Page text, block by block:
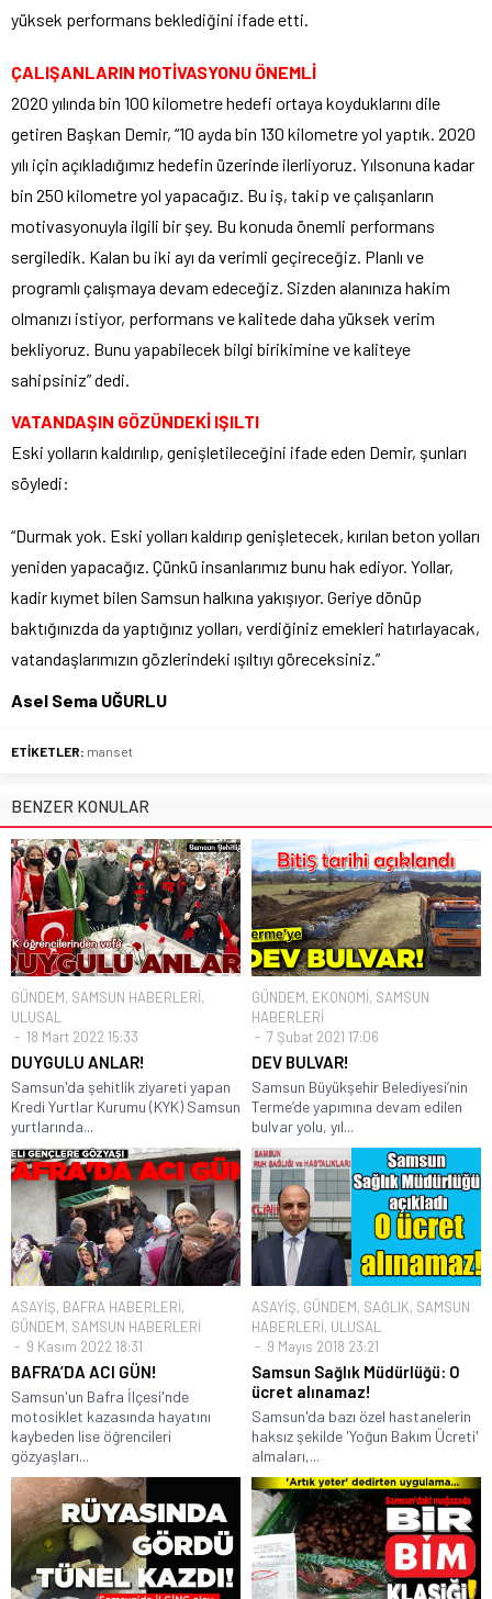
yüksek performans beklediğini ifade etti.
ÇALIŞANLARIN MOTİVASYONU ÖNEMLİ
2020 yılında bin 100 kilometre hedefi ortaya koyduklarını dile
getiren Başkan Demir, “10 ayda bin 130 kilometre yol yaptık. 2020
yılı için açıkladığımız hedefin üzerinde ilerliyoruz. Yılsonuna kadar
bin 250 kilometre yol yapacağız. Bu iş, takip ve çalışanların
motivasyonuyla ilgili bir şey. Bu konuda önemli performans
sergiledik. Kalan bu iki ayı da verimli geçireceğiz. Planlı ve
programlı çalışmaya devam edeceğiz. Sizden alanınıza hakim
olmanızı istiyor, performans ve kalitede daha yüksek verim
bekliyoruz. Bunu yapabilecek bilgi birikimine ve kaliteye
sahipsiniz” dedi.
VATANDAŞIN GÖZÜNDEKİ IŞILTI
Eski yolların kaldırılıp, genişletileceğini ifade eden Demir, şunları
söyledi:
“Durmak yok. Eski yolları kaldırıp genişletecek, kırılan beton yolları
yeniden yapacağız. Çünkü insanlarımız bunu hak ediyor. Yollar,
kadir kıymet bilen Samsun halkına yakışıyor. Geriye dönüp
baktığınızda da yaptığınız yolları, verdiğiniz emekleri hatırlayacak,
vatandaşlarımızın gözlerindeki ışıltıyı göreceksiniz.”
Asel Sema UĞURLU
ETİKETLER: manset
BENZER KONULAR
GÜNDEM, SAMSUN HABERLERİ,
ULUSAL
18 Mart 2022 15:33
DUYGULU ANLAR!
Samsun'da şehitlik ziyareti yapan
Kredi Yurtlar Kurumu (KYK) Samsun
yurtlarında...
GÜNDEM, EKONOMİ, SAMSUN
HABERLERİ
7 Şubat 2021 17:06
DEV BULVAR!
Samsun Büyükşehir Belediyesi’nin
Terme’de yapımına devam edilen
bulvar yolu, yıl...
ASAYİŞ, BAFRA HABERLERİ,
GÜNDEM, SAMSUN HABERLERİ
9 Kasım 2022 18:31
BAFRA’DA ACI GÜN!
Samsun'un Bafra İlçesi'nde
motosiklet kazasında hayatını
kaybeden lise öğrencileri
gözyaşları...
ASAYİŞ, GÜNDEM, SAĞLIK, SAMSUN
HABERLERİ, ULUSAL
9 Mayıs 2018 23:21
Samsun Sağlık Müdürlüğü: O
ücret alınamaz!
Samsun'da bazı özel hastanelerin
haksız şekilde 'Yoğun Bakım Ücreti'
almaları,...